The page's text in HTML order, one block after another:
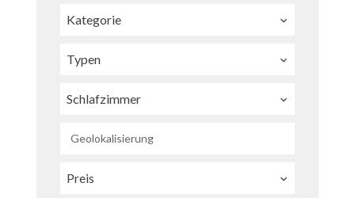
Kategorie
Typen
Schlafzimmer
Geolokalisierung
Preis